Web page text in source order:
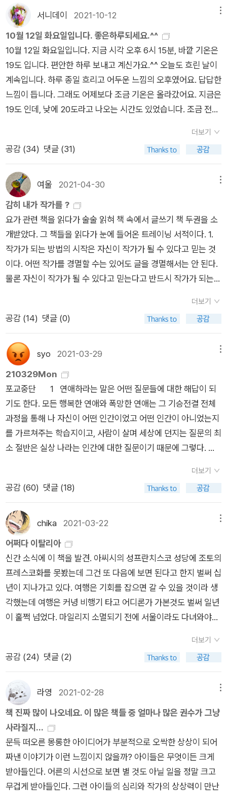
밖에 없는데 댓글 작성 통계를 봐도 정치,경제,스포츠 기사는 대
체로 40~50 대 남성들이 주류를 이룬다. 교육, 여성,돌봄 관련
기사에 간혹 차이를 보일 뿐이다. 네이버는 최근 변화를 주어 트
위터, 페북처럼 팔로워,팔로잉 기능을 추가했다. 이건 내 나름대
로 소심하게 나마 사회 변화에 참여하는 방식이었는데 요즘 눈 건
강을 생각해서(아껴서 책을 더 보려고) 스마트폰 이용 시간을 줄
였기 때문에 그마저도 뜸해졌다. 악플러에 대한 부정적 인식으로
'쓸데없는 일이다' 라고 치부해 버리기엔 이곳에도 재능 있는 사
을 얻는다. 나는 생각 없이 악플을 달거나 허위 사실을 유포하는
라 생각한다. 이런 영향 때문에 국정원을 비롯해 보수,진보가 모
두 댓글 조작을 시도했었다. 시사IN '뉴스 댓글의 종말'을 읽으며
수, YTN 매각, MBC 압수수색과 무관할까? 포털 사이트 다음은
댓글 창을 없애고 실시간 채팅으로 바꿨다는데 계속해서 위로 사
라져버리는 채팅 창이 기존 댓글의 역할을 대체할 수 있을지 의문
이다. 최근 본 댓글 중 가장 인상적이었던 글은 정부가 국민을 향
해 가스라이팅을 하는 것 같다는 표현이었다. 단체로 당하는 가스
라이팅은 얼마나 더 암담한가...오세욱 한국언론진흥재단 책임연
구위원은 '그래도 여전히 뉴스 댓글난은 공론장으로서 충분히 의
미가 있다'고 생각하는 쪽이다. 다만 트래픽만이 목적이 아닌, 좋
은 공론장으로 기능하도록 책임을 질 의지가 있고 각오가 되어 있
는 댓글 관리 주체가 있어야 한다고 본다. '별도 인력과 기술을 투
입해 댓글난을 엄격하고 적극적으로 관리하는 해외 주요 언론들
험을 주기 시작하면 사회 의제를 이끌어가는 중요한 공론장으로
글 읽기, 주간지 읽기, 책 읽기가 중요하므로 다음에 바꿀 때는 이
런 폰으로 갖고 싶은데 워낙 수험생에게 인기라서 그런 걸까? 구
하기 쉽지 않다고 한다. 꽤 오래 잘못된 맞춤법을 쓰고 있었다
는 걸 확인하게 될 때마다 창피하고 몸 둘 바를 모르겠다. 이것도
신경 쓰는 만큼 보인다. 더 잘해보려고 '끝내주는 맞춤법'을 전에
사두었는데 최근 이 책을 이어 보려고 책장을 아무리 뒤져도 찾을
수가 없었다. 결국은 ....속 터짐을 가라앉혀가며, 부끄럽게도 같
살 거면 나중에라도 찾던 책이 어디서든 나올 테니 다른 책을 살
까 해서 '책 쓰자면 맞춤법'을 먼저 구매했는데 받아보니 중. 고등
학교 때 선생님들이 가르쳐 주는 방식이네? (끝내주는 맞춤법은
바로 실전문제들을 푸는 방식이라 느낌이 더 만만하다.) 그래서
기존에 사두었던 책에 대한 욕망이 타올라 재구매 하게 된 거다.
어휴...기존 책을 찾으면 확인하는 차원 에서 한 번 더 보면 되지
하는 마음으로 좋게 생각하기로 했다.내가 글쓰기를 두려워하는
원인 중에는 맞춤법에 대한 문제도 분명 있다. 그래서 갖춰둔 책
들이 있는데 여기 저기 흩어져 있었다. (아...도대체 왜 그랬을까.
나는...)이번에 하나하나 찾아 한 곳에 모으며 생각한다. 두려움
과 게으름을 벗어나기 위해 어떤 노력들을 했었냐고. 책은 사두었
서니데이 2021-10-12
10월 12일 화요일입니다. 좋은하루되세요.^^
10월 12일 화요일입니다. 지금 시각 오후 6시 15분, 바깥 기온은
19도 입니다. 편안한 하루 보내고 계신가요.^^ 오늘도 흐린 날이
계속입니다. 하루 종일 흐리고 어두운 느낌의 오후였어요. 답답한
느낌이 듭니다. 그래도 어제보다 조금 기온은 올라갔어요. 지금은
19도 인데, 낮에 20도라고 나오는 시간도 있었습니다. 조금 전에
요. 현재 기온만 비교하면 어제보다 3도 높고, 미세먼지와 초미세
먼지는 좋음입니다. 흐린 날이지만, 공기가 좋아서, 조금 전에 잠
일 같은 느낌이 조금 있습니다. 하지만 화요일 같기도 해요. 일요
일이나 토요일에 본 드라마가 텔레비전에서 재방송이 나오는 것
을 잠깐 잠깐 지나다 보게 되면 그 사이 몇 번 본 것 같거든요. 다
시 봐도 재미있긴 하지만, 계속 보진 못했어요.^^ 어제도 그렇고
오늘도 날씨가 흐려서인지 실내 공기가 차갑습니다. 단 며칠 사이
에 날씨가 달라지네요. 어쩌면 일요일 하루 사이 같아요. 그런데
조금 전에 밖에 나가니까 그렇게 많이 차갑진 않던데요. 햇볕이
좋은 시간도 아닌데도요. 잠깐 나가서 간식을 사와야지... 는 아니
고, 실내에만 있는 시간이 길어져서 조금만 걷고, 그리고 커피 한
잔 사올 생각이었어요. 그런데, 밖에 나갔을 때의 느낌이 토요일
없어도 될 것 같은데, 하다가 잊어버리고 그만 그 앞을 지나왔네
요. 왼쪽으로 가야하는데, 오른쪽으로 가면 거긴 커피전문점이 적
어요.^^; 지나가다 보니까, 김연경 선수가 크게 그려진 식빵 광고
도 있었고, 호빵 판매하는 편의점 광고도 봤고요, 그리고 딴생각
하고 편의점에 들어갔다가 요구르트 1+1할인 있어서 샀는데, 매
대에 남은 수량이 적어서 조금 샀어요. 그리고 커피를... 했는데,
오다가 눈 근처 벌레가 물었는지 너무 아파서 얼른 들어왔습니다.
간식 너무 자주 사는 거 아니야, 하는 생각도 들지만, 밖에 나가면
지는 시간이 빨리 찾아옵니다. 오늘 날씨 찾아보면서 일몰, 일출
분에 해가 집니다. 내일 아침에는 6시 39분에 해가 뜬다고 합니
다. 오늘보다 1분 늦네요. 오늘 아침엔 비슷한 시간에 일어났는데,
바깥에 해가 떠 있는 것 같지 않았는데? 날씨가 흐려서 그런 것
한 느낌이었어요. 특별한 건 아니고, 그냥 조금요. 그래서 찾아보
니까, 앗, 중국어공부를 한참 쉬었네, 하는 것을 다이어리 찾아보
생각은 했던 모양이예요. 기초 회화 교재는 이제 겨우 한 번 들었
으니까, 다시 앞으로 가서 같은 부분을 반복해서 봅니다. 여전히
성조는 어렵고, 발음은 따라 해도 그 발음이 아니지만, 그래도 처
음보다는 조금 덜 낯설긴 합니다. 그 정도면 많이 좋아지긴 했다,
하면서 하고 있을 줄 알았는데, 앗, 이게 뭐임. 시험을 보는 거라
면 다른 것보다 우선되는 시간으로 쓰겠지만, 역시 시험이없어서
인가, 하지만 시험이 없으니까 참 좋다. 교재도 마음대로 사도 되
고. 그런 것들은 있습니다.^^ 날씨가 점점 차가워지는 것 같아요.
이러다 다시 따뜻한 햇볕이 돌아올지도 모르지만, 계절이 가을이
라서 따뜻한 날이 오면 다시 차가운 날이 오는 것이 이어질 수도
있을 거예요. 생각보다 9월과 10월에 비가 자주 오는 편이었는
더보기
공감 (34) 댓글 (31)
여울 2021-04-30
감히 내가 작가를 ?
요가 관련 책을 읽다가 술술 읽혀 책 속에서 글쓰기 책 두권을 소
개받았다. 그 책들을 읽다가 눈에 들어온 트레이닝 서적이다. 1.
작가가 되는 방법의 시작은 자신이 작가가 될 수 있다고 믿는 것
이다. 어떤 작가를 경멸할 수는 있어도 글을 경멸해서는 안 된다.
물론 자신이 작가가 될 수 있다고 믿는다고 반드시 작가가 되는
절대 작가가 될 수 없고, 작가가될 수 있다고 믿는 사람 중에서 작
가가 나온다고 믿는다. ‘감히 내가 작가를?‘ 작가를 너무 거창하
드리는 사람이 작가라고 믿습니다. 글을 쓰기싫은 마음이 드는 순
간에도 참고 쓴다면 작가가 될 수 있습니다. 쓰다 만 글을 끝내 완
성하는 사람이 작가입니다. 글쓰기 PT를 시작한당신은 이미 작
가입니다. 33 2. 조디는 카야의 부엌에 대롱대롱 매달린 외로운
삶을 보았다. 채소 바구니 속 소량의 양파들, 접시꽂이에서 마르
고 있는 접시 하나, 늙은 미망인처럼 행주에 곱게 싸둔 콘 브레드
에 고독이 걸려 있었다. 그동안 ‘외롭다‘는 표현을 할 때 쓸쓸했
다‘, ‘세상에 혼자 남겨진것 같았다‘ 라고 썼다면, 이처럼 사물을
통해 표현하는 방법을 새롭게 터득하는 거죠. 오랜 시간을 함께한
친구와 점점 닮아가듯, 글도 마찬가지입니다. 닮고 싶은 작가의
세요. 필사 노트에 낯선 단어와 표현 방식을 채집하고 달아나지
않도록 꼭 붙잡아두세요. 종류별로 최신 장비를 보유한 수리공처
럼 마음이 든든해집니다. 47 3. 노하우를 리스티클로 쓰면 글쓰
기에 왜 도움이 될까? - 정보를 선별하고 요약하는 훈련이 된다.
예를 들어 ‘시간 관리 잘하는 법’을 리스티클로 쓴다고 해보죠. 우
선 내가 써본 방법이 떠오르겠죠? 시간대별로 해야 할 일을 엑셀
에 정리해 기록해둔다든지, 중요도와 급한 일의 우선순위를 따져
본다든지, 여러 가지가 있을 겁니다. 모두 쓸 수는 없으니 그중
고 일목요연하게 정리하는 연습이 됩니다. 88 4. 기초 체력을 충
별로 골고루 글쓰기 근육을 단련하는 것이죠. 사물이나 사유를 세
밀하게 표현하는 ‘묘사 근육‘, 상대방을 설득하는 ‘논리 근육‘, 없
더보기
공감 (14) 댓글 (0)
syo 2021-03-29
210329Mon
포교중단 1 연애하라는 말은 어떤 질문들에 대한 해답이 되
기도 한다. 모든 행복한 연애와 폭망한 연애는 그 기승전결 전체
과정을 통해 나 자신이 어떤 인간이었고 어떤 인간이 아니었는지
를 가르쳐주는 학습지이고, 사람이 살며 세상에 던지는 질문의 최
소 절반은 실상 나라는 인간에 대한 질문이기 때문에 그렇다. 물
물음표를 낳기도 하지만, 연애의 과정을 촘촘하게 거친 사람들은
연애 바깥의 많은 일에다 찍을 수 있는 다양한 문장부호들을 마련
다 마침표. 그렇지만 연애의 이런 효익이 연애하지 않는 이에게
연애하라고 강권하는 명분이 될 수는 없다. 만약 연애에서 얻을
수 있는 답안들이 인생의 모든 질문에 대답할 수 있는 만능 키라
면 또 모르겠다. 하지만 모든 해답을 담지하는 물건 같은 것은 이
세상에 없고, 대체로 연애하라는 말은 그저 그 말을 듣는 사람의
인생에 새로 던져진 여러 개의 물음표에 그치고 만다. 생각해 보
면, 연애를 원하지 않는 사람은 연애하라는 말을 들을 이유가 없
고, 연애를 원하는 사람에게는 연애하라는 말이 아니라 연애하기
좋은 사람의 연락처를 건네야 한다. 이런 사실만으로도 연애하라
는 말을 폐기할 이유는 충분했던 것이다. 2 연애라는 것은
싫은 사람에게는 연애란 싫은 것이다. 그런데 연애가 좋은 사람에
게도 연애란 때로 싫은 것이며, 연애가 싫은 사람에게도 연애란
때때로 좋은 것이 된다. 이 말은, 연애를 하는 사람이 자기가 연애
하는 이유를 설명(그럴 필요는 없지만)할 때 연애의 좋은 점을 일
일이 나열할 까닭이 없다는 뜻이고, 동시에 연애를 하지 않는 사
람이 자기가 연애하지 않는 이유를 설명(당연히 이럴 필요도 없
지만)할 때 연애의 구린 점을 줄줄이 꿸 까닭이 없다는 뜻이기도
하다. 그냥 입을 다물고 각자의 연애를 하거나, 하지 않거나, 연애
더보기
공감 (60) 댓글 (18)
chika 2021-03-22
어쩌다 이탈리아
신간 소식에 이 책을 발견. 아씨시의 성프란치스코 성당에 조토의
프레스코화를 못봤는데 그건 또 다음에 보면 된다고 한지 벌써 십
년이 지나가고 있다. 여행은 기회를 잡으면 갈 수 있을 것이라 생
각했는데 여행은 커녕 비행기 타고 어디론가 가본것도 벌써 일년
이 훌쩍 넘었다. 마일리지 소멸되기 전에 서울이라도 다녀와야할
존자카페. 홀로코스트 생존자 부부의 딸인 저자. 외상후 스트레스
장애가 자손들에게 유전된 사례에 관한 연구도 있다고 하는데. 어
네번째 기관이 되었다'. 무기 산업에 관한 거의 모든 사건을 포괄
했다고 해도 무방할 정도로 방대한 자료, 사람, 현장 위를 종횡무
진한다고 함.내일 아침에는 정말 괜찮을거예요,는 앤솔로지. 시선
집. 기기묘묘 고양이 한국사. 도둑고양이라는 편견을 넘어 국내에
서 사람과 함께 사는 반려묘의 40%를 차지하게 된 한국 고양이
의 역사를 돌아본다. 한반도 최초의 집사 이규보의 검은고양이와
숙종의 퍼스트캣 금손이 등 고양이와 한국인의 우여곡절이 흥미
더보기
공감 (24) 댓글 (2)
라영 2021-02-28
책 진짜 많이 나오네요. 이 많은 책들 중 얼마나 많은 권수가 그냥
사라질지...
문득 떠오른 몽롱한 아이디어가 부분적으로 오싹한 상상이 되어
짜낸 이야기가 이런 느낌이지 않을까? 아이들은 무엇이든 크게
받아들인다. 어른의 시선으로 보면 별 것도 아닐 일을 정말 크고
무겁게 받아들인다. 그런 아이들의 심리와 작가의 상상력이 만난